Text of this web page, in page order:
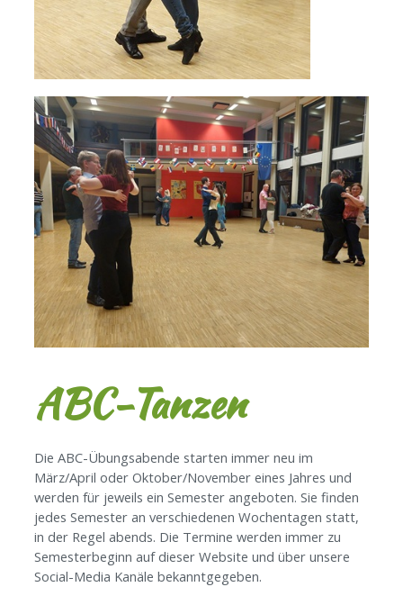
ABC-Tanzen
Die ABC-Übungsabende starten immer neu im
März/April oder Oktober/November eines Jahres und
werden für jeweils ein Semester angeboten. Sie finden
jedes Semester an verschiedenen Wochentagen statt,
in der Regel abends. Die Termine werden immer zu
Semesterbeginn auf dieser Website und über unsere
Social-Media Kanäle bekanntgegeben.